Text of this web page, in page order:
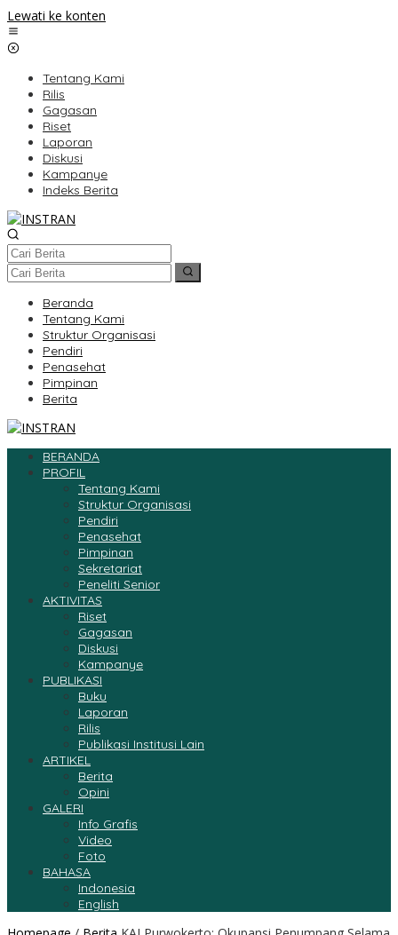
Lewati ke konten
Tentang Kami
Rilis
Gagasan
Riset
Laporan
Diskusi
Kampanye
Indeks Berita
Beranda
Tentang Kami
Struktur Organisasi
Pendiri
Penasehat
Pimpinan
Berita
BERANDA
PROFIL
Tentang Kami
Struktur Organisasi
Pendiri
Penasehat
Pimpinan
Sekretariat
Peneliti Senior
AKTIVITAS
Riset
Gagasan
Diskusi
Kampanye
PUBLIKASI
Buku
Laporan
Rilis
Publikasi Institusi Lain
ARTIKEL
Berita
Opini
GALERI
Info Grafis
Video
Foto
BAHASA
Indonesia
English